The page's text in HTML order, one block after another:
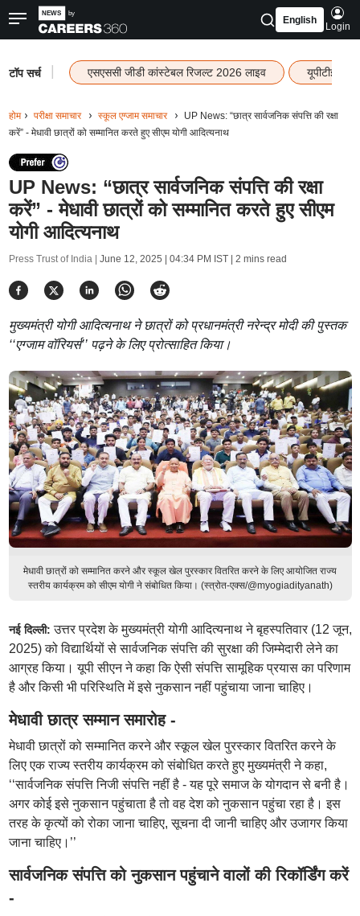
English
Login
टॉप सर्च एसएससी जीडी कांस्टेबल रिजल्ट 2026 लाइव यूपीटीईटी
होम परीक्षा समाचार स्कूल एग्जाम समाचार
UP News: “छात्र सार्वजनिक संपत्ति की रक्षा
करें” - मेधावी छात्रों को सम्मानित करते हुए सीएम योगी आदित्यनाथ
UP News: “छात्र सार्वजनिक संपत्ति की रक्षा
करें” - मेधावी छात्रों को सम्मानित करते हुए सीएम
योगी आदित्यनाथ
Press Trust of India | June 12, 2025 | 04:34 PM IST| 2 mins read
मुख्यमंत्री योगी आदित्यनाथ ने छात्रों को प्रधानमंत्री नरेन्द्र मोदी की पुस्तक
‘‘एग्जाम वॉरियर्स’’ पढ़ने के लिए प्रोत्साहित किया।
मेधावी छात्रों को सम्मानित करने और स्कूल खेल पुरस्कार वितरित करने के लिए आयोजित राज्य
स्तरीय कार्यक्रम को सीएम योगी ने संबोधित किया। (स्त्रोत-एक्स/@myogiadityanath)
नई दिल्ली:उत्तर प्रदेश के मुख्यमंत्री योगी आदित्यनाथ ने बृहस्पतिवार (12 जून,
2025) को विद्यार्थियों से सार्वजनिक संपत्ति की सुरक्षा की जिम्मेदारी लेने का
आग्रह किया। यूपी सीएन ने कहा कि ऐसी संपत्ति सामूहिक प्रयास का परिणाम
है और किसी भी परिस्थिति में इसे नुकसान नहीं पहुंचाया जाना चाहिए।
मेधावी छात्र सम्मान समारोह -
मेधावी छात्रों को सम्मानित करने और स्कूल खेल पुरस्कार वितरित करने के
लिए एक राज्य स्तरीय कार्यक्रम को संबोधित करते हुए मुख्यमंत्री ने कहा,
‘‘सार्वजनिक संपत्ति निजी संपत्ति नहीं है - यह पूरे समाज के योगदान से बनी है।
अगर कोई इसे नुकसान पहुंचाता है तो वह देश को नुकसान पहुंचा रहा है। इस
तरह के कृत्यों को रोका जाना चाहिए, सूचना दी जानी चाहिए और उजागर किया
जाना चाहिए।’’
सार्वजनिक संपत्ति को नुकसान पहुंचाने वालों की रिकॉर्डिंग करें
-